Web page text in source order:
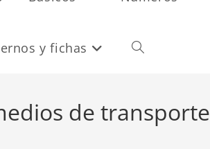
y fichas Alternar
de